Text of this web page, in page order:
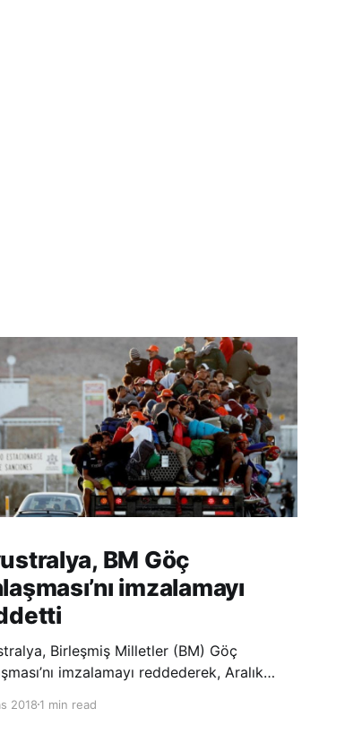
BM Göç
imzalamayı
Birleşmiş Milletler (BM) Göç
imzalamayı reddederek, Aralık
BM üyesi ülkeler tarafından
20181 min read